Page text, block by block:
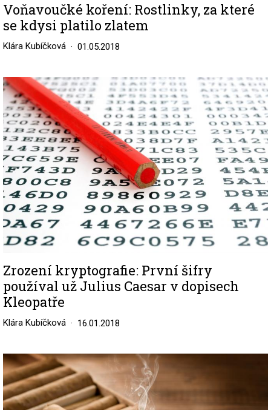
Voňavoučké koření: Rostlinky, za které
se kdysi platilo zlatem
Klára Kubíčková 01.05.2018
Image
Zrození kryptografie: První šifry
používal už Julius Caesar v dopisech
Kleopatře
Klára Kubíčková 16.01.2018
Image